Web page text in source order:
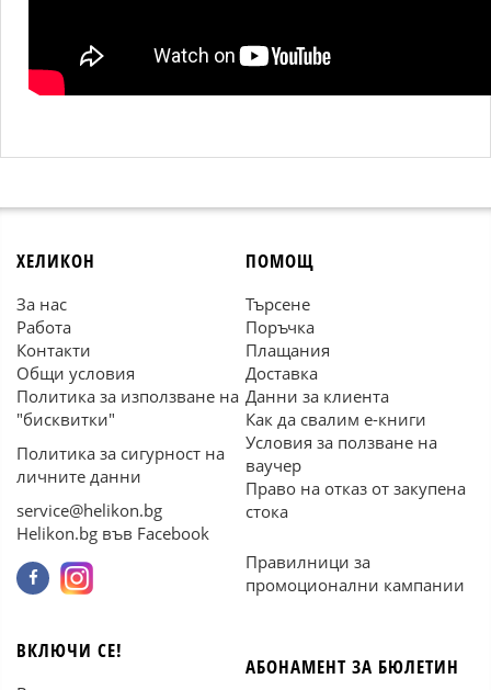
ХЕЛИКОН
За нас
Работа
Контакти
Общи условия
Политика за използване на
"бисквитки"
Политика за сигурност на
личните данни
service@helikon.bg
Helikon.bg във Facebook
ПОМОЩ
Търсене
Поръчка
Плащания
Доставка
Данни за клиента
Как да свалим е-книги
Условия за ползване на
ваучер
Право на отказ от закупена
стока
Правилници за
промоционални кампании
ВКЛЮЧИ СЕ!
АБОНАМЕНТ ЗА БЮЛЕТИН